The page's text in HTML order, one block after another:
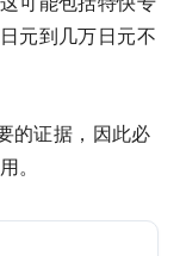
元到几万日元不
的证据，因此必
。